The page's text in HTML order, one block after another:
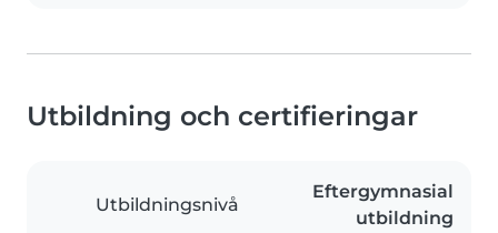
Utbildning och certifieringar
Utbildningsnivå
Eftergymnasial
utbildning